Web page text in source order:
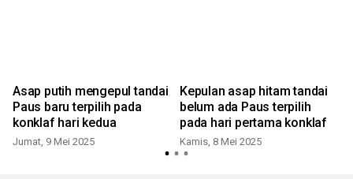
Asap putih mengepul tandai
Paus baru terpilih pada
konklaf hari kedua
Jumat, 9 Mei 2025
Kepulan asap hitam tandai
belum ada Paus terpilih
pada hari pertama konklaf
Kamis, 8 Mei 2025